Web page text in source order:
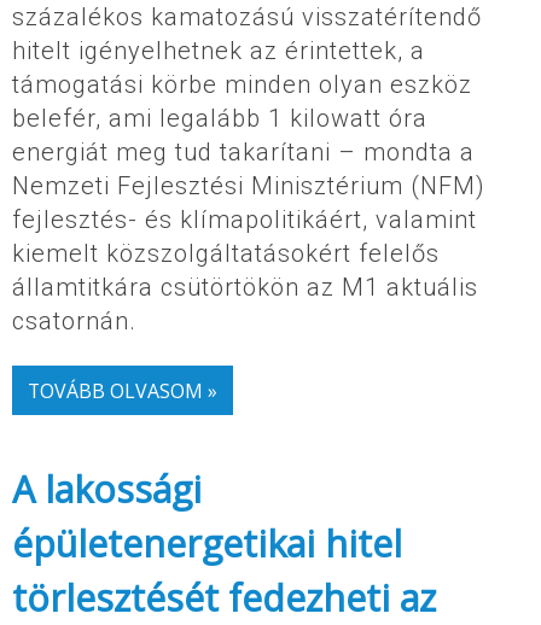
százalékos kamatozású visszatérítendő
hitelt igényelhetnek az érintettek, a
támogatási körbe minden olyan eszköz
belefér, ami legalább 1 kilowatt óra
energiát meg tud takarítani – mondta a
Nemzeti Fejlesztési Minisztérium (NFM)
fejlesztés- és klímapolitikáért, valamint
kiemelt közszolgáltatásokért felelős
államtitkára csütörtökön az M1 aktuális
csatornán.
TOVÁBB OLVASOM »
A lakossági
épületenergetikai hitel
törlesztését fedezheti az